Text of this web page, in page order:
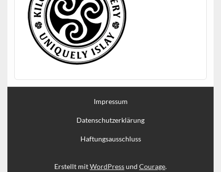
Impressum
Datenschutzerklärung
Haftungsausschluss
Erstellt mitWordPressund Courage.